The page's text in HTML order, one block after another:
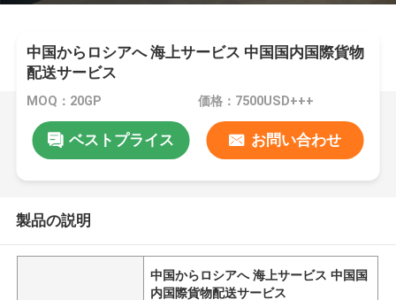
中国からロシアへ 海上サービス 中国国内国際貨物
配送サービス
MOQ：20GP 価格：7500USD+++
ベストプライス お問い合わせ
製品の説明
中国からロシアへ 海上サービス 中国国
内国際貨物配送サービス